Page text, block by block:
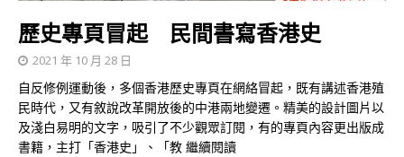
歷史專頁冒起 民間書寫香港史
2021 年 10 月 28 日
自反修例運動後，多個香港歷史專頁在網絡冒起，既有講述香港殖
民時代，又有敘說改革開放後的中港兩地變遷。精美的設計圖片以
及淺白易明的文字，吸引了不少觀眾訂閱，有的專頁內容更出版成
書籍，主打「香港史」、「教 繼續閱讀